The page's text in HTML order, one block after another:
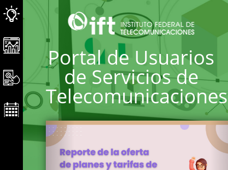
Portal de Usuarios
de Servicios de
Telecomunicaciones
Geri